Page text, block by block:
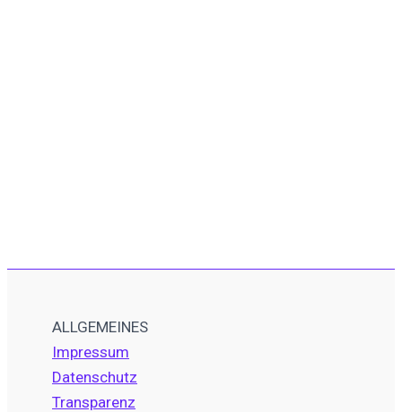
ALLGEMEINES
Impressum
Datenschutz
Transparenz